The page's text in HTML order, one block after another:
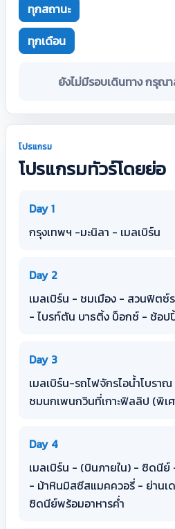
ทุกสถานะ
ทุกเดือน
ยังไม่มีรอบเดินทาง กรุณ
โปรแกรม
โปรแกรมทัวร์โดยย่อ
Day 1
กรุงเทพฯ -มะนิลา - เมลเบิร์น
Day 2
เมลเบิร์น - ชมเมือง - สวนฟิต
- ไบรท์ตัน บาธติ้ง บ็อกซ์ - ช้อป
Day 3
เมลเบิร์น-รถไฟจักรไอน้ำโบร
ชมนกเพนกวินที่เกาะฟิลลิป (พิเ
Day 4
เมลเบิร์น - (บินภายใน) - ซิดนี
- ม้าหินมิสซีสแมคควอรี่ - ย่านเ
ซิดนีย์พร้อมอาหารค่ำ